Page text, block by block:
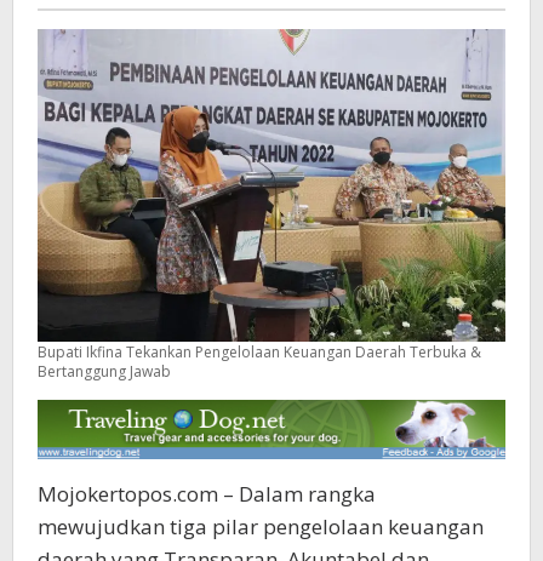
Jawab
Bupati Ikfina Tekankan Pengelolaan Keuangan Daerah Terbuka &
Bertanggung Jawab
Mojokertopos.com – Dalam rangka
mewujudkan tiga pilar pengelolaan keuangan